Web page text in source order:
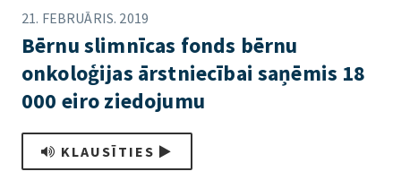
21. FEBRUĀRIS. 2019
Bērnu slimnīcas fonds bērnu
onkoloģijas ārstniecībai saņēmis 18
000 eiro ziedojumu
KLAUSĪTIES